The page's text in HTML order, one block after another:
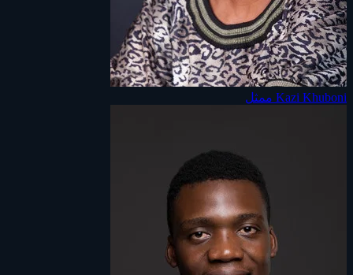
Kazi Khuboni ممثل